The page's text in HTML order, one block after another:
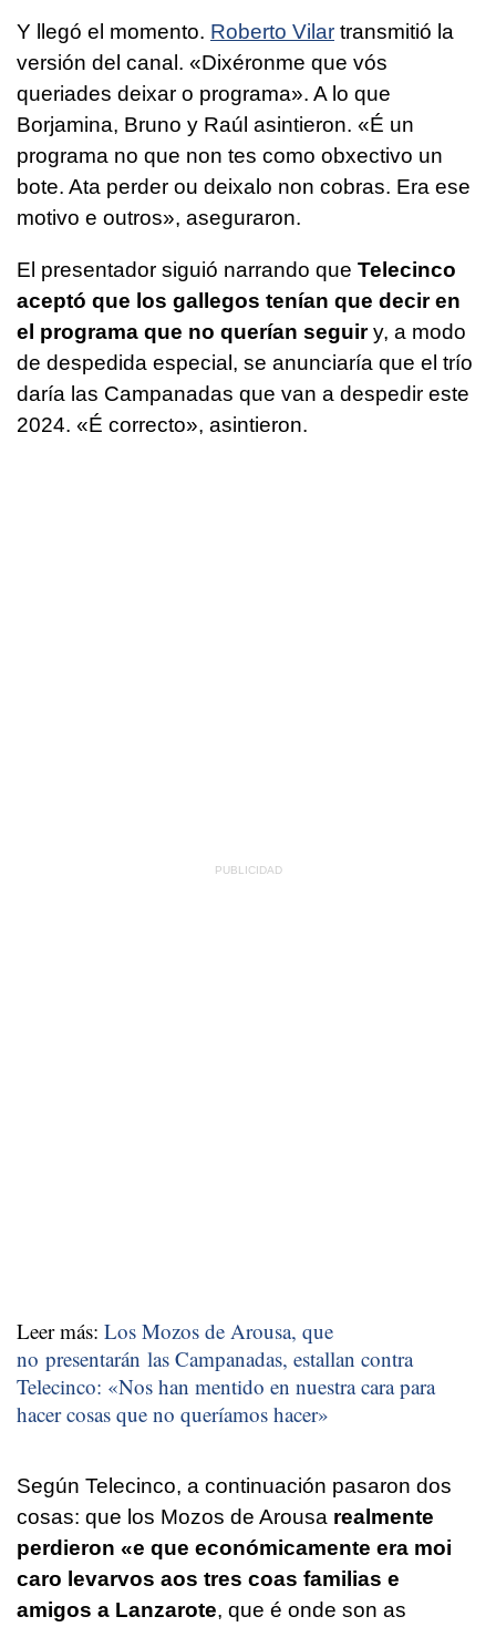
Y llegó el momento. Roberto Vilar transmitió la
versión del canal. «Dixéronme que vós
queriades deixar o programa». A lo que
Borjamina, Bruno y Raúl asintieron. «É un
programa no que non tes como obxectivo un
bote. Ata perder ou deixalo non cobras. Era ese
motivo e outros», aseguraron.
El presentador siguió narrando que Telecinco
aceptó que los gallegos tenían que decir en
el programa que no querían seguiry, a modo
de despedida especial, se anunciaría que el trío
daría las Campanadas que van a despedir este
2024. «É correcto», asintieron.
Leer más: Los Mozos de Arousa, que
no presentarán las Campanadas, estallan contra
Telecinco: «Nos han mentido en nuestra cara para
hacer cosas que no queríamos hacer»
Según Telecinco, a continuación pasaron dos
cosas: que los Mozos de Arousa realmente
perdieron «e que económicamente era moi
caro levarvos aos tres coas familias e
amigos a Lanzarote, que é onde son as